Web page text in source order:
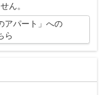
ん。
アパート」への
ら